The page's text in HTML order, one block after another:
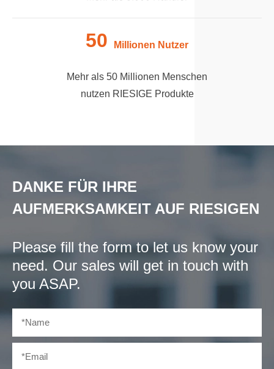
50 Millionen Nutzer
Mehr als 50 Millionen Menschen
nutzen RIESIGE Produkte
DANKE FÜR IHRE
AUFMERKSAMKEIT AUF RIESIGEN
Please fill the form to let us know your
need. Our sales will get in touch with
you ASAP.